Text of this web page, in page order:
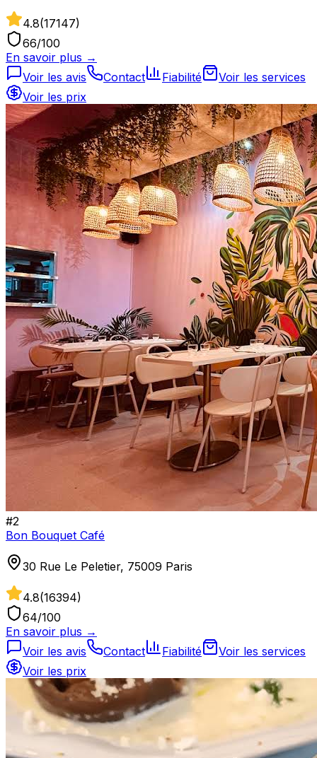
4.8(17147)
66/100
En savoir plus →
Voir les avis
Contact Fiabilité
Voir les services
Voir les prix
#2
Bon Bouquet Café
30 Rue Le Peletier, 75009 Paris
4.8(16394)
64/100
En savoir plus →
Voir les avis
Contact Fiabilité
Voir les services
Voir les prix